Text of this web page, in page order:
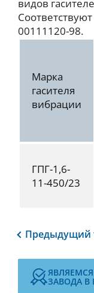
видов
00111120-98.
Марка
гасителя
вибрации
ГПГ-1,6-
11-450/23
Предыдущий
ЗАВОДА В